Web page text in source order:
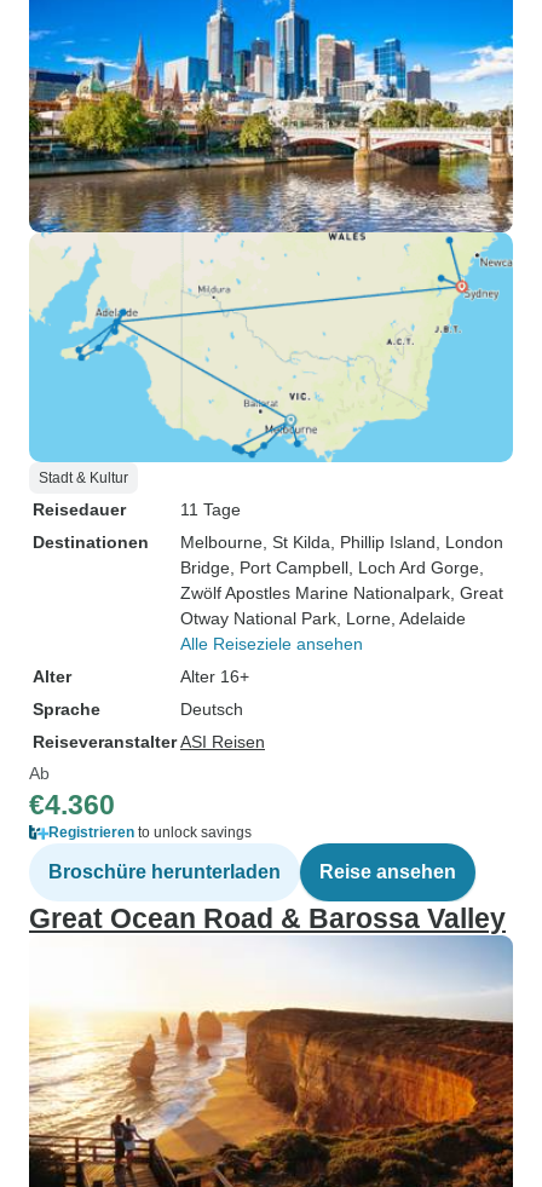
Stadt & Kultur
Reisedauer
11 Tage
Destinationen
Melbourne , St Kilda , Phillip Island , London
Bridge , Port Campbell , Loch Ard Gorge
Zwölf Apostles Marine Nationalpark , Great
Otway National Park , Lorne , Adelaide
Alle Reiseziele ansehen
Alter
Alter 16+
Sprache
Deutsch
ReiseveranstalterASI Reisen
Ab
€4.360
Registrieren to unlock savings
Broschüre herunterladen Reise ansehen
Great Ocean Road & Barossa Valley